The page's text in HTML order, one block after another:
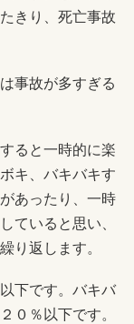
きり、死亡事故
事故が多すぎる
ると一時的に楽
キ、バキバキす
あったり、一時
ていると思い、
り返します。
下です。バキバ
０％以下です。